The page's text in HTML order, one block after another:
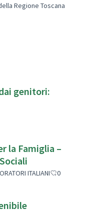
Regione Toscana
genitori:
la Famiglia –
ITALIANI 0